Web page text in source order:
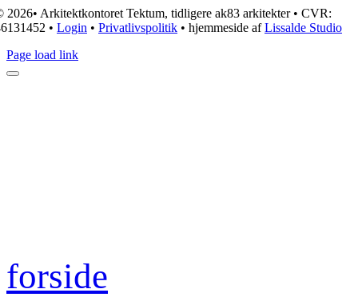
2026• Arkitektkontoret Tektum, tidligere ak83 arkitekter • CVR:
• Login • Privatlivspolitik • hjemmeside afLissalde Studio
Page load link
forside